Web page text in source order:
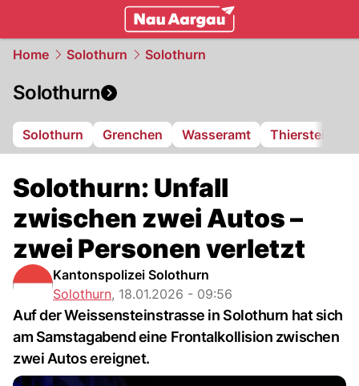
Home Solothurn Solothurn
Solothurn
Solothurn Grenchen Wasseramt Thierstein
Solothurn: Unfall
zwischen zwei Autos –
zwei Personen verletzt
Kantonspolizei Solothurn
Solothurn, 18.01.2026 - 09:56
Auf der Weissensteinstrasse in Solothurn hat sich
am Samstagabend eine Frontalkollision zwischen
zwei Autos ereignet.